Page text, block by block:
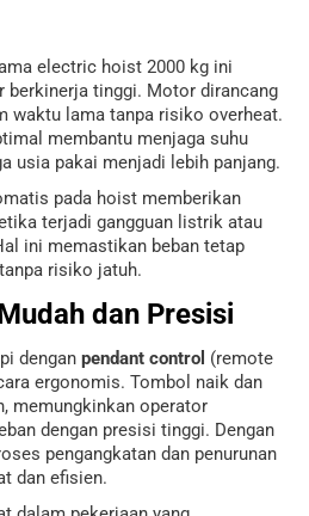
electric hoist 2000 kg ini
berkinerja tinggi. Motor dirancang
waktu lama tanpa risiko overheat.
membantu menjaga suhu
usia pakai menjadi lebih panjang.
pada hoist memberikan
terjadi gangguan listrik atau
ini memastikan beban tetap
risiko jatuh.
dan Presisi
dengan pendant control (remote
ergonomis. Tombol naik dan
memungkinkan operator
dengan presisi tinggi. Dengan
pengangkatan dan penurunan
dan efisien.